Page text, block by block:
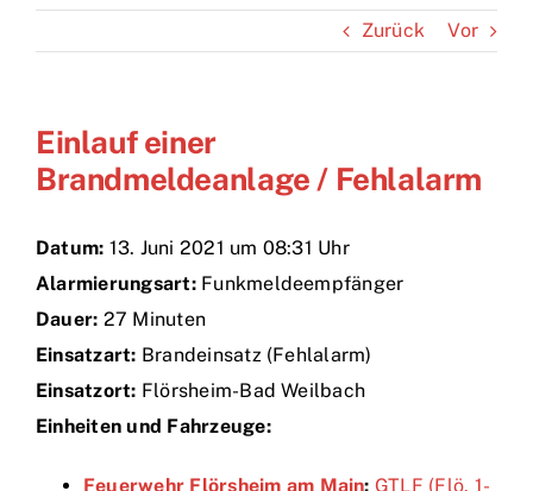
Home
Bürgerinfo
Technik
Zurück Vor
Einlauf einer
Brandmeldeanlage / Fehlalarm
Datum: 13. Juni 2021 um 08:31 Uhr
Alarmierungsart:Funkmeldeempfänger
Dauer: 27 Minuten
Einsatzart: Brandeinsatz (Fehlalarm)
Einsatzort: Flörsheim-Bad Weilbach
Einheiten und Fahrzeuge:
Feuerwehr Flörsheim am Main: GTLF (Flö. 1-